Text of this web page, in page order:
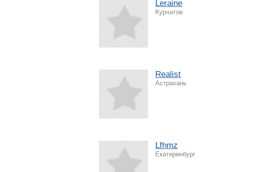
Leraine
Курчатов
Realist
Астрахань
Lfhmz
Екатеринбург